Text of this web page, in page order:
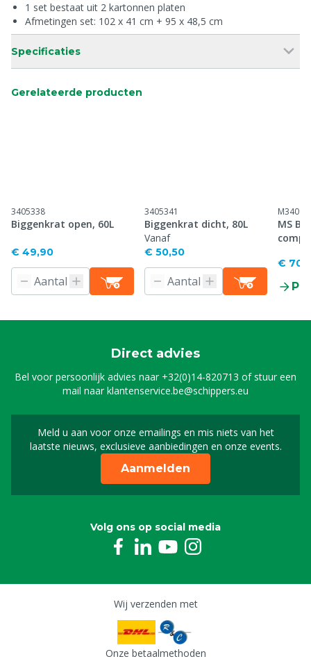
1 set bestaat uit 2 kartonnen platen
Afmetingen set: 102 x 41 cm + 95 x 48,5 cm
Specificaties
Gerelateerde producten
3405338
Biggenkrat open, 60L
€ 49,90
3405341
Biggenkrat dicht, 80L
Vanaf
€ 50,50
MS
€
Direct advies
Bel voor persoonlijk advies naar +32(0)14-820713 of stuur een
mail naarklantenservice.be@schippers.eu
Meld u aan voor onze emailings en mis niets van het
laatste nieuws, exclusieve aanbiedingen en onze events.
Meld u aan voor onze
Aanmelden
Volg ons op social media
Wij verzenden met
Onze betaalmethoden